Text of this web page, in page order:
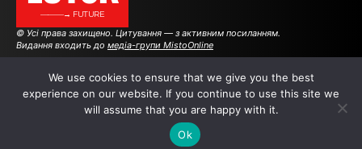
———→ FUTURE
© Усі права захищено. Цитування — з активним посиланням.
Видання входить до медіа-групи MistoOnline
АВТОРИ | РЕКЛАМА НА САЙТІ
We use cookies to ensure that we give you the best
experience on our website. If you continue to use this site we
will assume that you are happy with it.
Ok